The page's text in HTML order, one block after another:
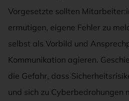
Vorgesetzte sollten
ermutigen, eigene Fehler zu
selbst als Vorbild und
Kommunikation agieren.
die Gefahr, dass
und sich zu Cyberbedrohungen